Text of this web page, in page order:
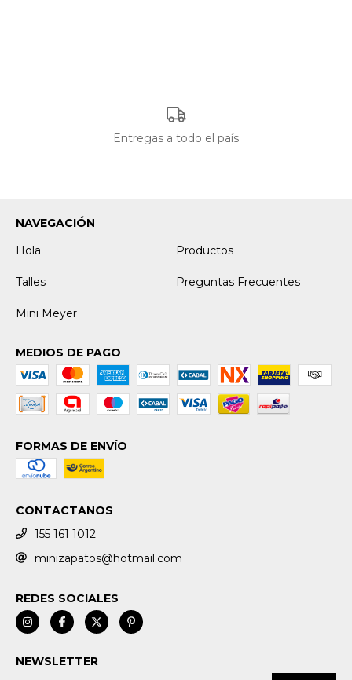
Entregas a todo el país
NAVEGACIÓN
Hola
Productos
Talles Preguntas Frecuentes
Mini Meyer
MEDIOS DE PAGO
FORMAS DE ENVÍO
CONTACTANOS
155 161 1012
minizapatos@hotmail.com
REDES SOCIALES
NEWSLETTER